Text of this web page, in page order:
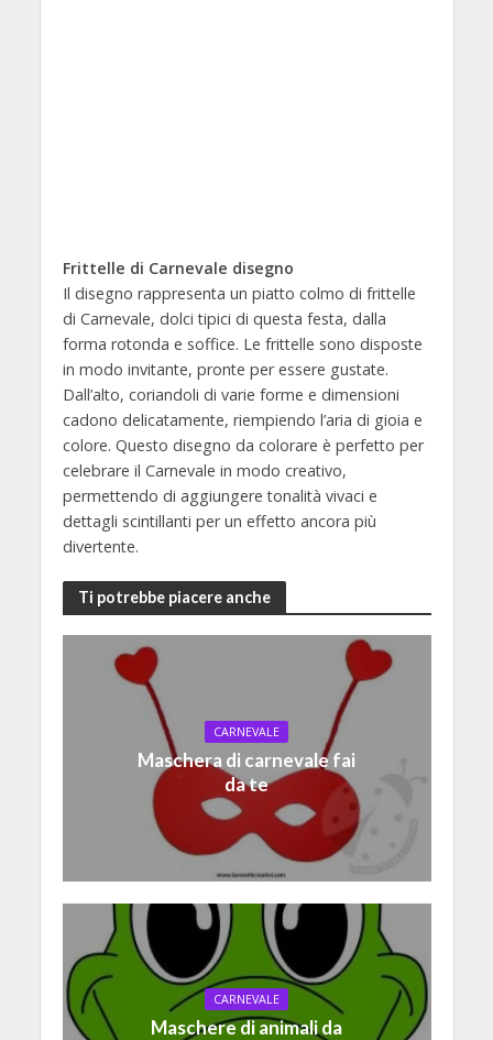
Frittelle di Carnevale disegno
Il disegno rappresenta un piatto colmo di frittelle
di Carnevale, dolci tipici di questa festa, dalla
forma rotonda e soffice. Le frittelle sono disposte
in modo invitante, pronte per essere gustate.
Dall’alto, coriandoli di varie forme e dimensioni
cadono delicatamente, riempiendo l’aria di gioia e
colore. Questo disegno da colorare è perfetto per
celebrare il Carnevale in modo creativo,
permettendo di aggiungere tonalità vivaci e
dettagli scintillanti per un effetto ancora più
divertente.
Ti potrebbe piacere anche
CARNEVALE
Maschera di carnevale fai
da te
CARNEVALE
Maschere di animali da